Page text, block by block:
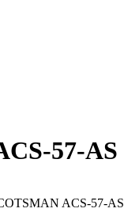
57-AS
ACS-57-AS